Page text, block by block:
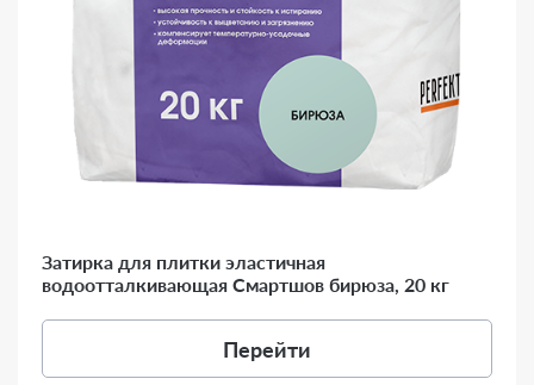
Затирка для плитки эластичная
водоотталкивающая Смартшов бирюза, 20 кг
Перейти